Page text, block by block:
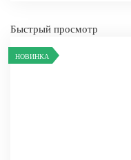
Быстрый просмотр
НОВИНКА